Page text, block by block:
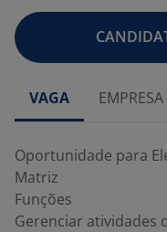
VAGA EMPRESA
Oportunidade para
Matriz
Funções
Gerenciar atividades